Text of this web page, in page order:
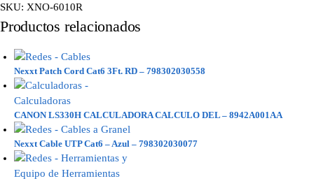
SKU: XNO-6010R
Productos relacionados
Nexxt Patch Cord Cat6 3Ft. RD – 798302030558
CANON LS330H CALCULADORA CALCULO DEL – 8942A001AA
Nexxt Cable UTP Cat6 – Azul – 798302030077